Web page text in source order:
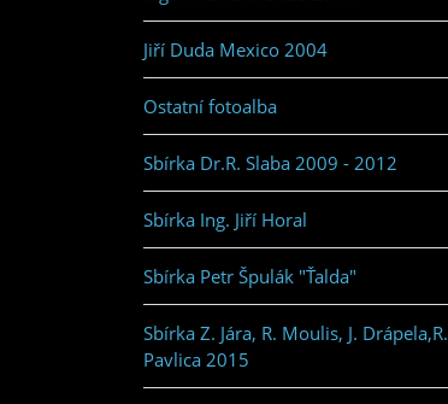
Jiří Duda Mexico 2004
Ostatní fotoalba
Sbírka Dr.R. Slaba 2009 - 2012
Sbírka Ing. Jiří Horal
Sbírka Petr Špulák "Ťalda"
Sbírka Z. Jára, R. Moulis, J. Drápela,R.
Pavlica 2015